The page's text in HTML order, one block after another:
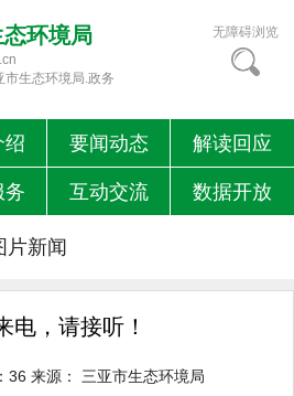
环境局
市生态环境局.政务
无障碍浏览
绍 要闻动态 解读回应
务 互动交流 数据开放
片新闻
电，请接听！
36 来源： 三亚市生态环境局